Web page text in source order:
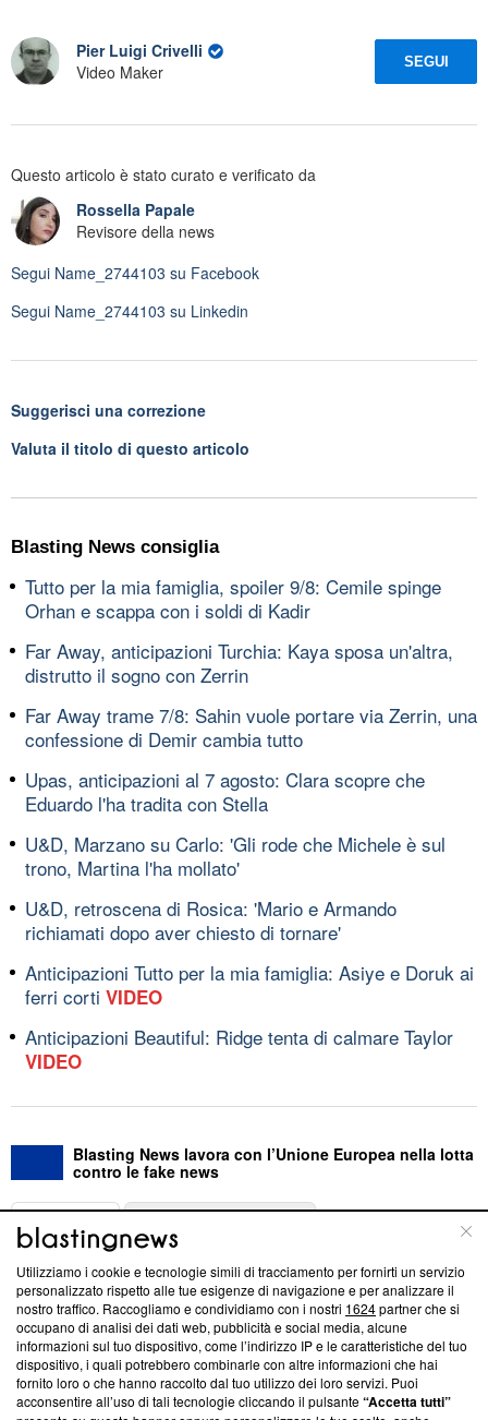
Pier Luigi Crivelli
Video Maker
SEGUI
Questo articolo è stato curato e verificato da
Rossella Papale
Revisore della news
Segui Name_2744103 su Facebook
Segui Name_2744103 su Linkedin
Suggerisci una correzione
Valuta il titolo di questo articolo
Blasting News consiglia
Tutto per la mia famiglia, spoiler 9/8: Cemile spinge
Orhan e scappa con i soldi di Kadir
Far Away, anticipazioni Turchia: Kaya sposa un'altra,
distrutto il sogno con Zerrin
Far Away trame 7/8: Sahin vuole portare via Zerrin, una
confessione di Demir cambia tutto
Upas, anticipazioni al 7 agosto: Clara scopre che
Eduardo l'ha tradita con Stella
U&D, Marzano su Carlo: 'Gli rode che Michele è sul
trono, Martina l'ha mollato'
U&D, retroscena di Rosica: 'Mario e Armando
richiamati dopo aver chiesto di tornare'
Anticipazioni Tutto per la mia famiglia: Asiye e Doruk ai
ferri corti VIDEO
Anticipazioni Beautiful: Ridge tenta di calmare Taylor
VIDEO
Blasting News lavora con l’Unione Europea nella lotta
contro le fake news
ABOUT
Questa sezione offre informazioni trasparenti su Blasting
News, sui nostri processi editoriali e su come ci impegniamo a
creare news di qualità. Inoltre, afferma la nostra aderenza a
‘Trust Project - News with Integrity’Blasting News non è
ancora membro del programma, ma ha richiesto di farne
parte; Trust Project non ha ancora effettuato una verifica di
Utilizziamo i cookie e tecnologie simili di tracciamento per fornirti un servizio
personalizzato rispetto alle tue esigenze di navigazione e per analizzare il
nostro traffico. Raccogliamo e condividiamo con i nostri 1624partner che si
occupano di analisi dei dati web, pubblicità e social media, alcune
informazioni sul tuo dispositivo, come l’indirizzo IP e le caratteristiche del tuo
dispositivo, i quali potrebbero combinarle con altre informazioni che hai
fornito loro o che hanno raccolto dal tuo utilizzo dei loro servizi. Puoi
acconsentire all’uso di tali tecnologie cliccando il pulsante“Accetta tutti”